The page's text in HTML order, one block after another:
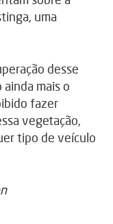
uma
desse
mais o
fazer
vegetação,
tipo de veículo